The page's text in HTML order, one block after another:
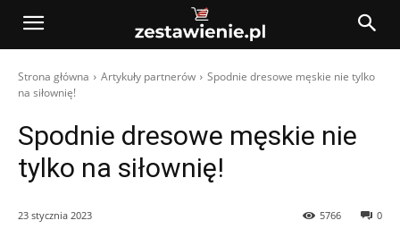
Strona główna Artykuły partnerów
Spodnie dresowe męskie nie tylko
na siłownię!
Spodnie dresowe męskie nie
tylko na siłownię!
23 stycznia 2023 0
5766